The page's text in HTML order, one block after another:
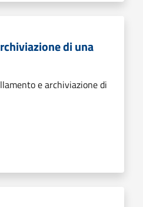
di una
e archiviazione di